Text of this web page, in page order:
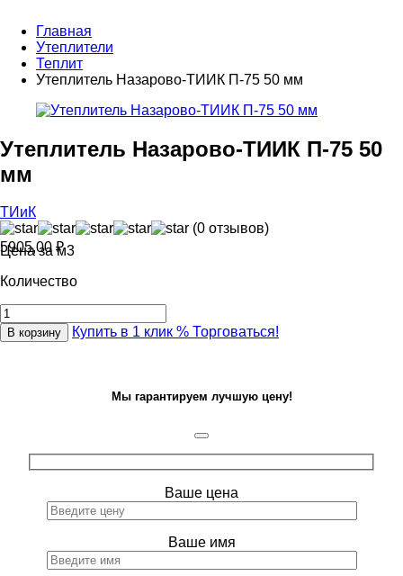
Главная
Утеплители
Теплит
Утеплитель Назарово-ТИИК П-75 50 мм
Утеплитель Назарово-ТИИК П-75 50
мм
ТИиК
(0 отзывов)
5905,00 ₽
Цена за м3
Количество
В корзину Купить в 1 клик % Торговаться!
Мы гарантируем лучшую цену!
Ваше цена
Ваше имя